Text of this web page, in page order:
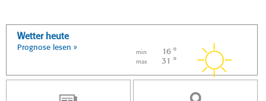
Wetter heute
Prognose lesen »
min 16 °
max 31 °